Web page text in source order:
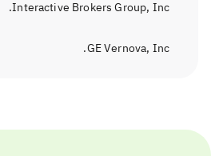
Interactive Brokers Group, Inc.
GE Vernova, Inc.